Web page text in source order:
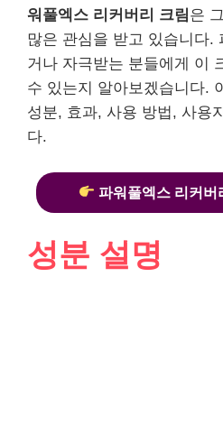
워풀엑스 리커버리 크림은
많은 관심을 받고 있습니다.
거나 자극받는 분들에게 이
수 있는지 알아보겠습니다.
성분, 효과, 사용 방법, 사용
다.
파워풀엑스 리커버
성분 설명